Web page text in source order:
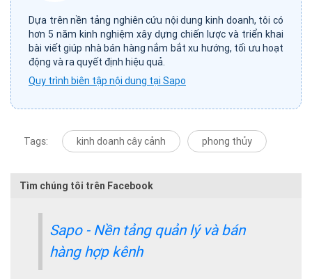
Dựa trên nền tảng nghiên cứu nội dung kinh doanh, tôi có
hơn 5 năm kinh nghiệm xây dựng chiến lược và triển khai
bài viết giúp nhà bán hàng nắm bắt xu hướng, tối ưu hoạt
động và ra quyết định hiệu quả.
Quy trình biên tập nội dung tại Sapo
Tags: kinh doanh cây cảnh phong thủy
Tìm chúng tôi trên Facebook
Sapo - Nền tảng quản lý và bán
hàng hợp kênh